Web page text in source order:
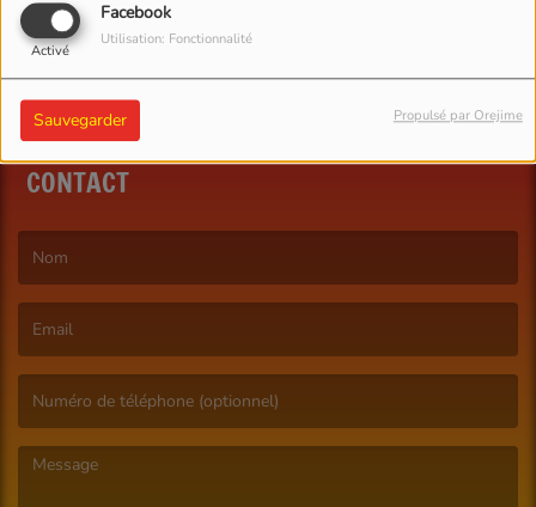
Facebook
Activé
Utilisation: Fonctionnalité
Sauvegarder Propulsé par Orejime
CONTACT